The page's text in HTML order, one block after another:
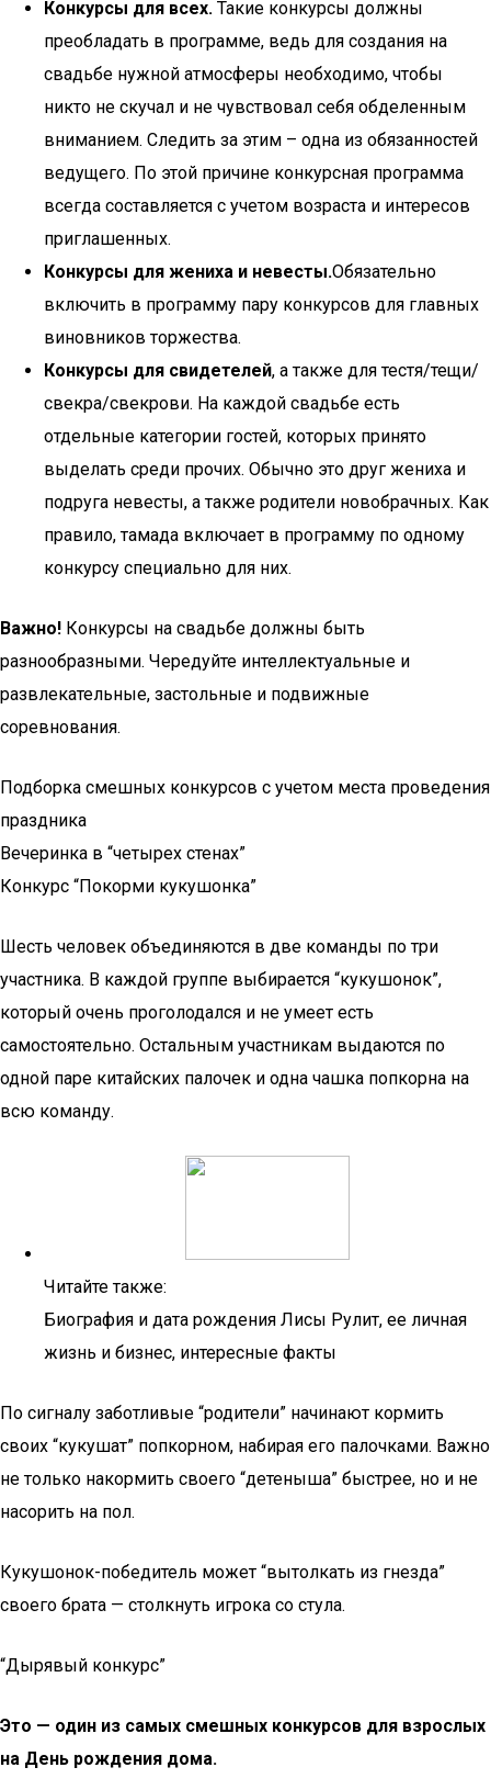
Конкурсы для всех. Такие конкурсы должны
преобладать в программе, ведь для создания на
свадьбе нужной атмосферы необходимо, чтобы
никто не скучал и не чувствовал себя обделенным
вниманием. Следить за этим – одна из обязанностей
ведущего. По этой причине конкурсная программа
всегда составляется с учетом возраста и интересов
приглашенных.
Конкурсы для жениха и невесты.Обязательно
включить в программу пару конкурсов для главных
виновников торжества.
Конкурсы для свидетелей, а также для тестя/тещи/
свекра/свекрови. На каждой свадьбе есть
отдельные категории гостей, которых принято
выделать среди прочих. Обычно это друг жениха и
подруга невесты, а также родители новобрачных. Как
правило, тамада включает в программу по одному
конкурсу специально для них.
Важно! Конкурсы на свадьбе должны быть
разнообразными. Чередуйте интеллектуальные и
развлекательные, застольные и подвижные
соревнования.
Подборка смешных конкурсов с учетом места проведения
праздника
Вечеринка в “четырех стенах”
Конкурс “Покорми кукушонка”
Шесть человек объединяются в две команды по три
участника. В каждой группе выбирается “кукушонок”,
который очень проголодался и не умеет есть
самостоятельно. Остальным участникам выдаются по
одной паре китайских палочек и одна чашка попкорна на
всю команду.
Читайте также:
Биография и дата рождения Лисы Рулит, ее личная
жизнь и бизнес, интересные факты
По сигналу заботливые “родители” начинают кормить
своих “кукушат” попкорном, набирая его палочками. Важно
не только накормить своего “детеныша” быстрее, но и не
насорить на пол.
Кукушонок-победитель может “вытолкать из гнезда”
своего брата — столкнуть игрока со стула.
“Дырявый конкурс”
Это — один из самых смешных конкурсов для взрослых
на День рождения дома.